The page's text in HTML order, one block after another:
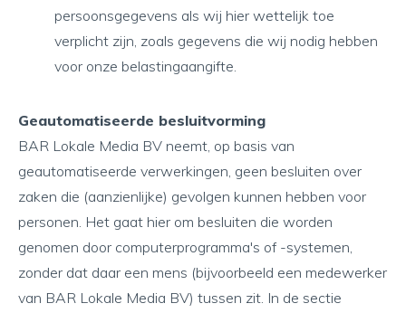
persoonsgegevens als wij hier wettelijk toe
verplicht zijn, zoals gegevens die wij nodig hebben
voor onze belastingaangifte.
Geautomatiseerde besluitvorming
BAR Lokale Media BV neemt, op basis van
geautomatiseerde verwerkingen, geen besluiten over
zaken die (aanzienlijke) gevolgen kunnen hebben voor
personen. Het gaat hier om besluiten die worden
genomen door computerprogramma's of -systemen,
zonder dat daar een mens (bijvoorbeeld een medewerker
van BAR Lokale Media BV) tussen zit. In de sectie